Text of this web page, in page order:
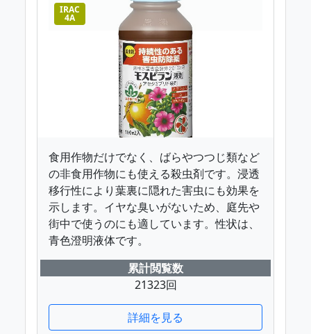
IRAC
4A
食用作物だけでなく、ばらやつつじ類など
の非食用作物にも使える殺虫剤です。浸透
移行性により葉裏に隠れた害虫にも効果を
示します。イヤな臭いがないため、庭先や
街中で使うのにも適しています。性状は、
青色澄明液体です。
累計閲覧数
21323回
詳細を見る